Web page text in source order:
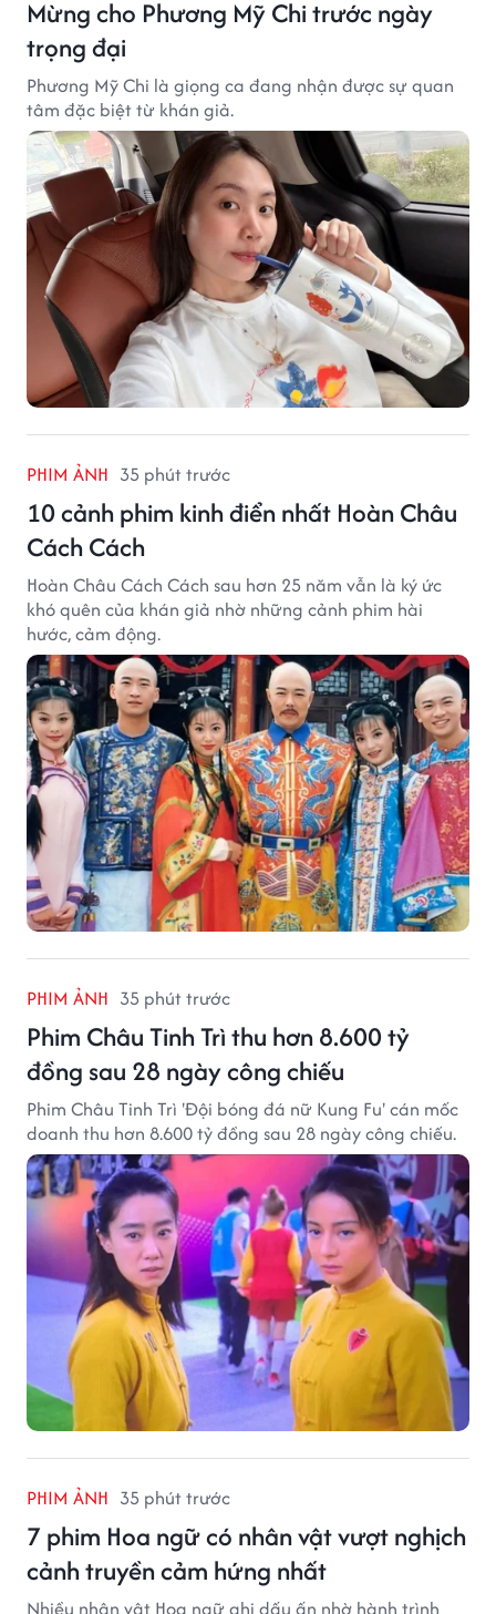
Mừng cho Phương Mỹ Chi trước ngày
trọng đại
Phương Mỹ Chi là giọng ca đang nhận được sự quan
tâm đặc biệt từ khán giả.
PHIM ẢNH 35 phút trước
10 cảnh phim kinh điển nhất Hoàn Châu
Cách Cách
Hoàn Châu Cách Cách sau hơn 25 năm vẫn là ký ức
khó quên của khán giả nhờ những cảnh phim hài
hước, cảm động.
PHIM ẢNH 35 phút trước
Phim Châu Tinh Trì thu hơn 8.600 tỷ
đồng sau 28 ngày công chiếu
Phim Châu Tinh Trì 'Đội bóng đá nữ Kung Fu' cán mốc
doanh thu hơn 8.600 tỷ đồng sau 28 ngày công chiếu.
PHIM ẢNH 35 phút trước
7 phim Hoa ngữ có nhân vật vượt nghịch
cảnh truyền cảm hứng nhất